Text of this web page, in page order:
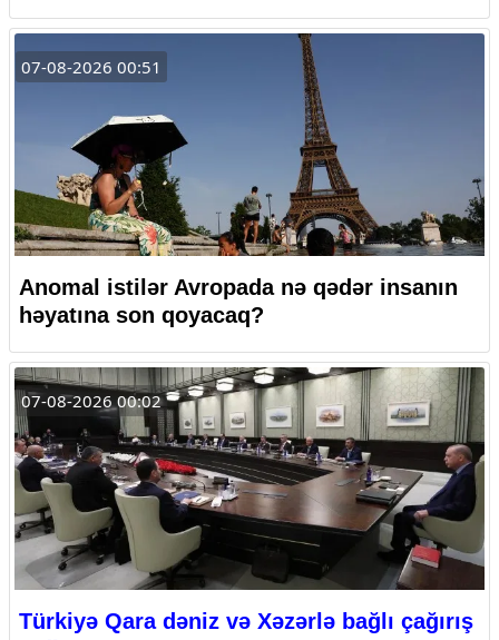
07-08-2026 00:51
Anomal istilər Avropada nə qədər insanın
həyatına son qoyacaq?
07-08-2026 00:02
Türkiyə Qara dəniz və Xəzərlə bağlı çağırış